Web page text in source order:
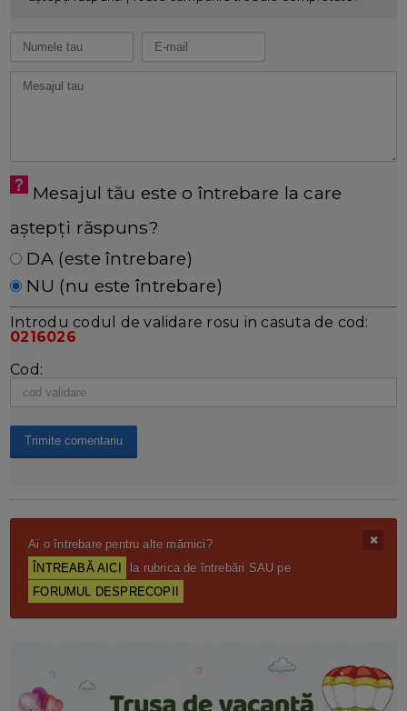
Mesajul tău este o întrebare la care
aștepți răspuns?
DA (este întrebare)
NU (nu este întrebare)
Introdu codul de validare rosu in casuta de cod:
0216026
Cod:
Ai o întrebare pentru alte mămici?
ÎNTREABĂ AICI
la rubrica de întrebări SAU pe
FORUMUL DESPRECOPII